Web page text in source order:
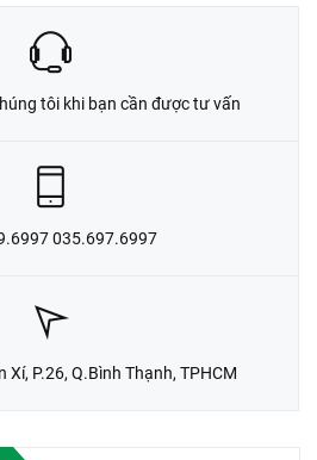
tôi khi bạn cần được tư vấn
035.697.6997
P.26, Q.Bình Thạnh, TPHCM